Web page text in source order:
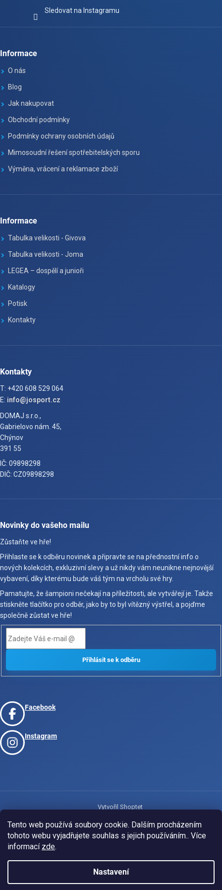
Tento web používá soubory cookie. Dalším procházením
tohoto webu vyjadřujete souhlas s jejich používáním.. Více
informací zde.
Nastavení
Sledovat na Instagramu
Informace
O nás
Blog
Jak nakupovat
Obchodní podmínky
Podmínky ochrany osobních údajů
Mimosoudní řešení spotřebitelských sporu
Výměna, vrácení a reklamace zboží
Informace
Tabulka velikosti - Givova
Tabulka velikosti - Joma
LEGEA – dospělí a junioři
Katalogy
Potisk
Kontakty
Kontakty
T: +420 608 529 064
E: info@josport.cz
DOMAJ s.r.o.,
Gabrielovo nám. 45,
Chýnov
391 55
IČ: 09898298
DIČ: CZ09898298
Novinky do vašeho mailu
Zůstaňte ve hře!
Přihlaste se k odběru novinek a připravte se na přednostní info o
nových kolekcích, exkluzivní slevy a už nikdy vám neunikne nejnovější
vybavení, díky kterému bude váš tým na vrcholu své hry.
Pamatujte, že šampioni nečekají na příležitosti, ale vytvářejí je. Takže
stiskněte tlačítko pro odběr, jako by to byl vítězný výstřel, a pojďme
společně zůstat ve hře!
Facebook
Instagram
Vytvořil Shoptet
Copyright 2026www.josport.cz. Všechna práva vyhrazena.